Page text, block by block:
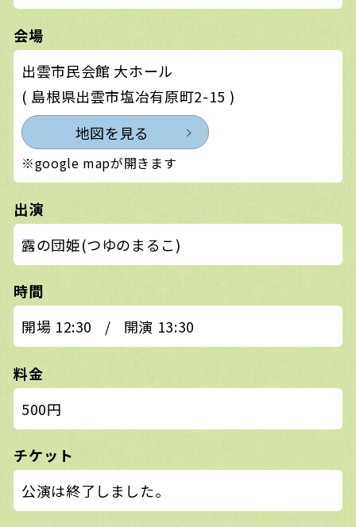
会場
出雲市民会館 大ホール
( 島根県出雲市塩冶有原町2-15 )
地図を見る
※google mapが開きます
出演
露の団姫(つゆのまるこ)
時間
開場 12:30
/ 開演 13:30
料金
500円
チケット
公演は終了しました。